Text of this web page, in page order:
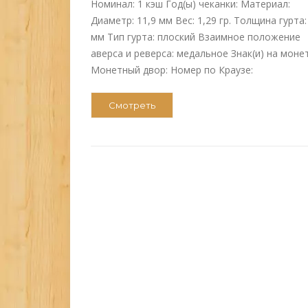
Номинал: 1 кэш Год(ы) чеканки: Материал:
Диаметр: 11,9 мм Вес: 1,29 гр. Толщина
мм Тип гурта: плоский Взаимное положение
аверса и реверса: медальное Знак(и) на
Монетный двор: Номер по Краузе:
Смотреть